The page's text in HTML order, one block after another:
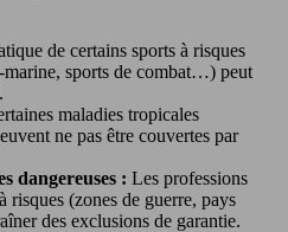
de certains sports à risques
marine, sports de combat…) peut
maladies tropicales
ne pas être couvertes par
dangereuses : Les professions
risques (zones de guerre, pays
des exclusions de garantie.